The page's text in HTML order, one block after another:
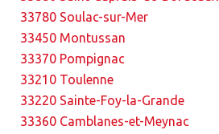
33780 Soulac-sur-Mer
33450 Montussan
33370 Pompignac
33210 Toulenne
33220 Sainte-Foy-la-Grande
33360 Camblanes-et-Meynac